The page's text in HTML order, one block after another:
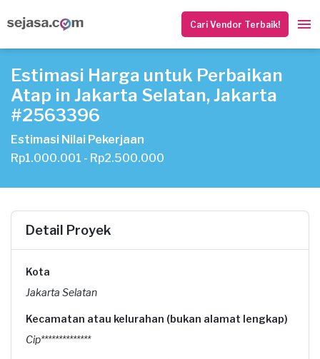
Cari Vendor Terbaik!
Estimasi Harga untuk Perbaikan
Atap in Jakarta Selatan, Jakarta
#2563396
Estimasi Nilai Pekerjaan
Rp1.000.001 - Rp2.500.000
Detail Proyek
Kota
Jakarta Selatan
Kecamatan atau kelurahan (bukan alamat lengkap)
Cip**************